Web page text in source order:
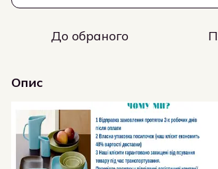
До обраного
Опис